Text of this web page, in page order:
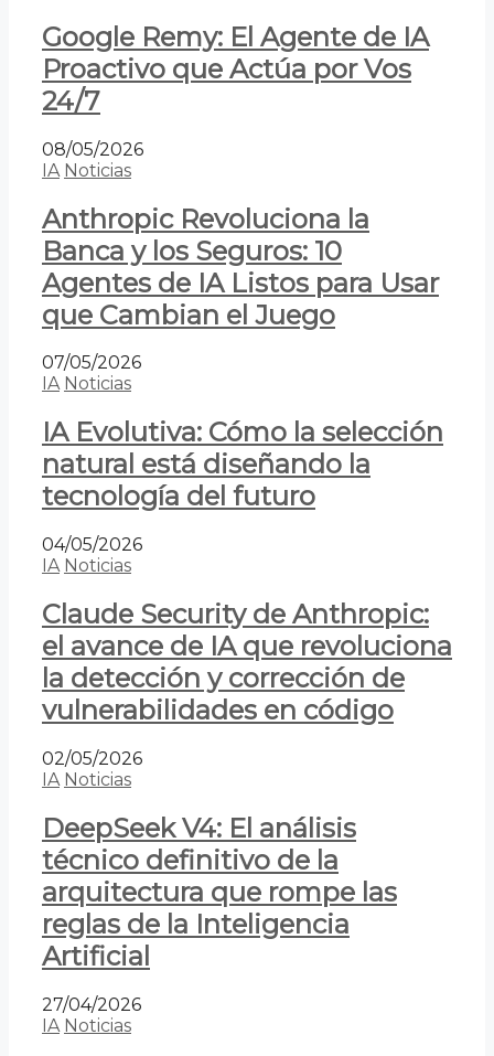
Google Remy: El Agente de IA
Proactivo que Actúa por Vos
24/7
08/05/2026
IA Noticias
Anthropic Revoluciona la
Banca y los Seguros: 10
Agentes de IA Listos para Usar
que Cambian el Juego
07/05/2026
IA Noticias
IA Evolutiva: Cómo la selección
natural está diseñando la
tecnología del futuro
04/05/2026
IA Noticias
Claude Security de Anthropic:
el avance de IA que revoluciona
la detección y corrección de
vulnerabilidades en código
02/05/2026
IA Noticias
DeepSeek V4: El análisis
técnico definitivo de la
arquitectura que rompe las
reglas de la Inteligencia
Artificial
27/04/2026
IA Noticias